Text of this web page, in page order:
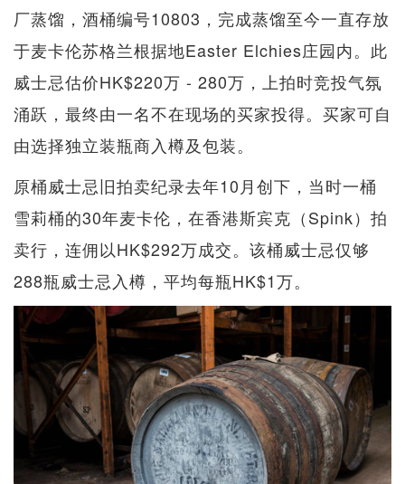
厂蒸馏，酒桶编号10803，完成蒸馏至今一直存放
于麦卡伦苏格兰根据地Easter Elchies庄园内。此
威士忌估价HK$220万 - 280万，上拍时竞投气氛
涌跃，最终由一名不在现场的买家投得。买家可自
由选择独立装瓶商入樽及包装。
原桶威士忌旧拍卖纪录去年10月创下，当时一桶
雪莉桶的30年麦卡伦，在香港斯宾克（Spink）拍
卖行，连佣以HK$292万成交。该桶威士忌仅够
288瓶威士忌入樽，平均每瓶HK$1万。